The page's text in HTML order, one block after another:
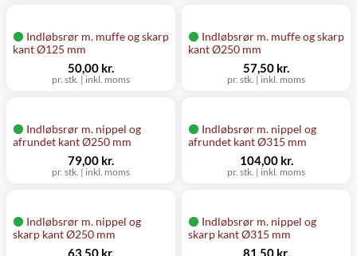
Indløbsrør m. muffe og skarp
kant Ø125 mm
pr. stk. | inkl. moms
50,00 kr.
Indløbsrør m. muffe og skarp
kant Ø250 mm
pr. stk. | inkl. moms
57,50 kr.
Indløbsrør m. nippel og
afrundet kant Ø250 mm
pr. stk. | inkl. moms
79,00 kr.
Indløbsrør m. nippel og
afrundet kant Ø315 mm
pr. stk. | inkl. moms
104,00 kr.
Indløbsrør m. nippel og
skarp kant Ø250 mm
63,50 kr.
Indløbsrør m. nippel og
skarp kant Ø315 mm
81,50 kr.